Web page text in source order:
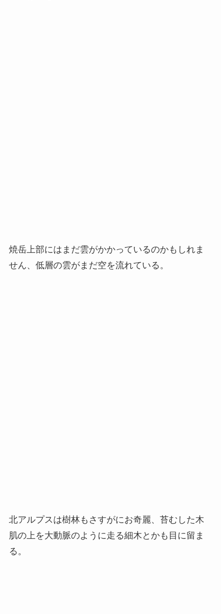
焼岳上部にはまだ雲がかかっているのかもしれま
せん、低層の雲がまだ空を流れている。
北アルプスは樹林もさすがにお奇麗、苔むした木
肌の上を大動脈のように走る細木とかも目に留ま
る。